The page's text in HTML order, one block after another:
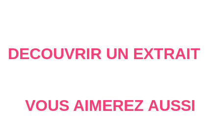
Pour cela, peut-elle faire confiance à Jake
DÉCOUVRIR UN EXTRAIT
VOUS AIMEREZ AUSSI